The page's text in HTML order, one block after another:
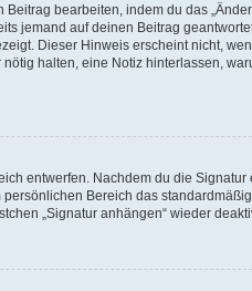
bearbeiten, indem du das
jemand auf deinen Beitrag
Dieser Hinweis erscheint nicht,
halten, eine Notiz hinterlassen,
entwerfen. Nachdem du die
Bereich das
„Signatur anhängen“ wieder